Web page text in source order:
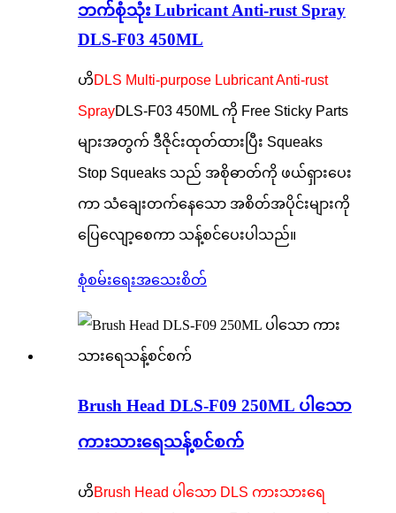
ဘက်စုံသုံး Lubricant Anti-rust Spray
DLS-F03 450ML
ဟိDLS Multi-purpose Lubricant Anti-rust
SprayDLS-F03 450ML ကို Free Sticky Parts
များအတွက် ဒီဇိုင်းထုတ်ထားပြီး Squeaks
Stop Squeaks သည် အစိုဓာတ်ကို ဖယ်ရှားပေး
ကာ သံချေးတက်နေသော အစိတ်အပိုင်းများကို
ပြေလျော့စေကာ သန့်စင်ပေးပါသည်။
စုံစမ်းရေးအသေးစိတ်
Brush Head DLS-F09 250ML ပါသော
ကားသားရေသန့်စင်စက်
ဟိBrush Head ပါသော DLS ကားသားရေ